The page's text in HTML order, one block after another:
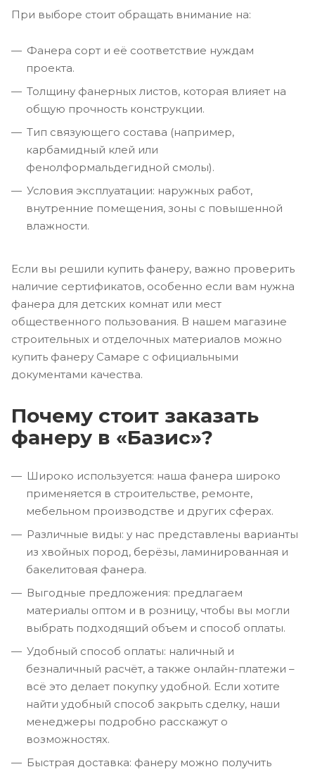
При выборе стоит обращать внимание на:
Фанера сорт и её соответствие нуждам
проекта.
Толщину фанерных листов, которая влияет на
общую прочность конструкции.
Тип связующего состава (например,
карбамидный клей или
фенолформальдегидной смолы).
Условия эксплуатации: наружных работ,
внутренние помещения, зоны с повышенной
влажности.
Если вы решили купить фанеру, важно проверить
наличие сертификатов, особенно если вам нужна
фанера для детских комнат или мест
общественного пользования. В нашем магазине
строительных и отделочных материалов можно
купить фанеру Самаре с официальными
документами качества.
Почему стоит заказать
фанеру в «Базис»?
Широко используется: наша фанера широко
применяется в строительстве, ремонте,
мебельном производстве и других сферах.
Различные виды: у нас представлены варианты
из хвойных пород, берёзы, ламинированная и
бакелитовая фанера.
Выгодные предложения: предлагаем
материалы оптом и в розницу, чтобы вы могли
выбрать подходящий объем и способ оплаты.
Удобный способ оплаты: наличный и
безналичный расчёт, а также онлайн-платежи –
всё это делает покупку удобной. Если хотите
найти удобный способ закрыть сделку, наши
менеджеры подробно расскажут о
возможностях.
Быстрая доставка: фанеру можно получить